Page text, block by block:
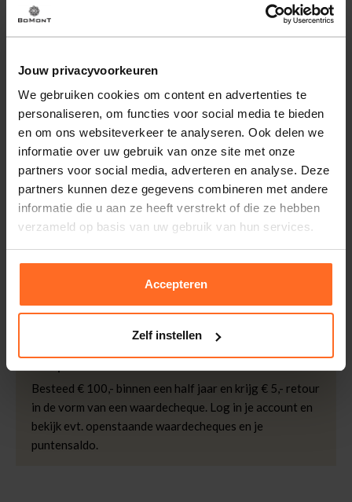
Jouw privacyvoorkeuren
We gebruiken cookies om content en advertenties te
personaliseren, om functies voor social media te bieden
en om ons websiteverkeer te analyseren. Ook delen we
informatie over uw gebruik van onze site met onze
partners voor social media, adverteren en analyse. Deze
partners kunnen deze gegevens combineren met andere
informatie die u aan ze heeft verstrekt of die ze hebben
verzameld op basis van uw gebruik van hun services.
Accepteren
Zelf instellen
Eigenschappen
Artikelnummer
Leveranciersnummer
26062
Categorie
Midi jurken
Merk
Smashed Lemon
Doelgroep
Dames
lengte rok of jurk
Midi-lengte
Midi Jurk
Kleur
Geel
65% Zijde, 35%
Afmetingen
Jenny is 170cm lang en
draagt maat M
Combineer met sneakers voor casual, of sandalen voor
trendy dagen.
Altijd gratis bezorging
Bezorging is altijd gratis, binnen 1-3 werkdagen
thuisgeleverd met DHL.
Retourneren
Binnen 30 dagen eenvoudig retourneren via DHL voor
Bomont winkels kunt u ook gratis retourneren.
iDeal, Riverty (Afterpay), creditcard of Paypal, kies zelf
één van de vele betaalopties.
Besteed € 100,- binnen een half jaar en krijg € 5,- retour
in de vorm van een waardecheque. Log in je account en
bekijk evt. openstaande waardecheques en je
puntensaldo.